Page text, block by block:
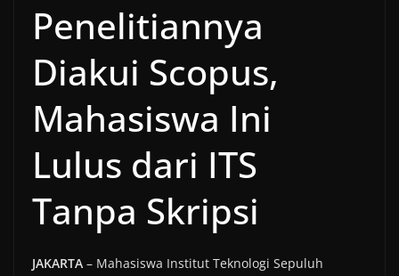
Penelitiannya
Diakui Scopus,
Mahasiswa Ini
Lulus dari ITS
Tanpa Skripsi
JAKARTA – Mahasiswa Institut Teknologi Sepuluh